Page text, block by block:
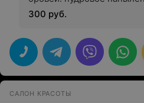
300 руб.
САЛОН КРАСОТЫ